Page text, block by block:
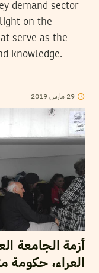
demand sector
on the
serve as the
knowledge.
29 مارس2019
أزمة الجامعة
العراء، حكومة